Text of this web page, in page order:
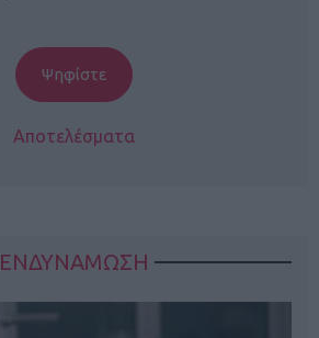
Αποτελέσματα
ΕΝΔΥΝΑΜΩΣΗ